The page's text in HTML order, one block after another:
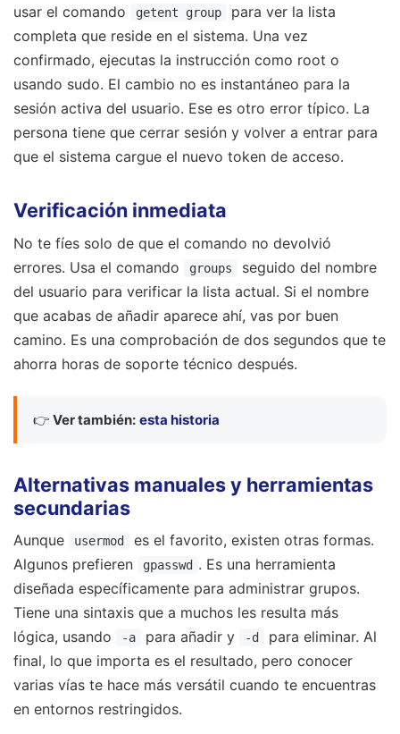
usar el comando
getent group
para ver la lista
completa que reside en el sistema. Una vez
confirmado, ejecutas la instrucción como root o
usando sudo. El cambio no es instantáneo para la
sesión activa del usuario. Ese es otro error típico. La
persona tiene que cerrar sesión y volver a entrar para
que el sistema cargue el nuevo token de acceso.
Verificación inmediata
No te fíes solo de que el comando no devolvió
errores. Usa el comando
groups
seguido del nombre
del usuario para verificar la lista actual. Si el nombre
que acabas de añadir aparece ahí, vas por buen
camino. Es una comprobación de dos segundos que te
ahorra horas de soporte técnico después.
👉 Ver también: esta historia
Alternativas manuales y herramientas
secundarias
Aunque usermod
es el favorito, existen otras formas.
Algunos prefieren
gpasswd . Es una herramienta
diseñada específicamente para administrar grupos.
Tiene una sintaxis que a muchos les resulta más
lógica, usando
-a para añadir y -d
para eliminar. Al
final, lo que importa es el resultado, pero conocer
varias vías te hace más versátil cuando te encuentras
en entornos restringidos.